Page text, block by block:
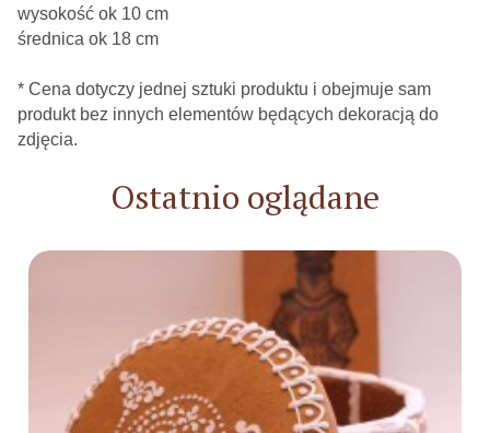
wysokość ok 10 cm
średnica ok 18 cm
* Cena dotyczy jednej sztuki produktu i obejmuje sam
produkt bez innych elementów będących dekoracją do
zdjęcia.
Ostatnio oglądane